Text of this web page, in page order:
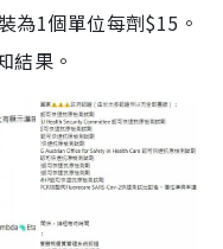
為1個單位每劑$15。
結果。